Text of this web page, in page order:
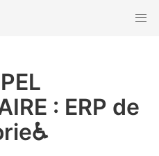
: ERP de